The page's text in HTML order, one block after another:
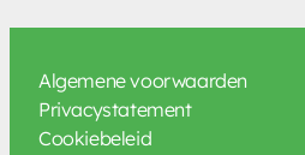
Algemene voorwaarden
Privacystatement
Cookiebeleid